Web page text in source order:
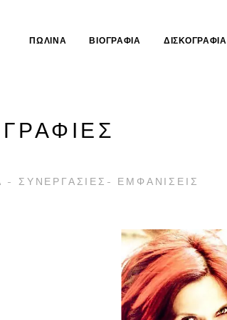
ΠΩΛΊΝΑ ΒΙΟΓΡΑΦΊΑ ΔΙΣΚΟΓΡΑΦΊΑ
ΣΥΝΕΡΓΑΣΙΕΣ- ΕΜΦΑΝΙΣΕΙΣ